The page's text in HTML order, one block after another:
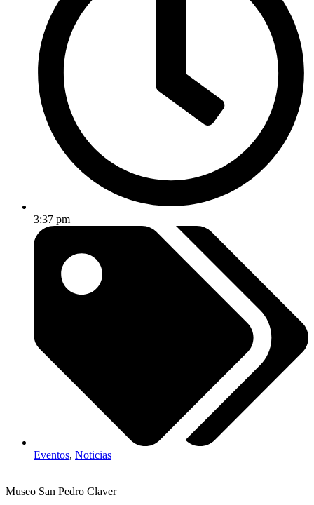
3:37 pm
Eventos, Noticias
Museo San Pedro Claver